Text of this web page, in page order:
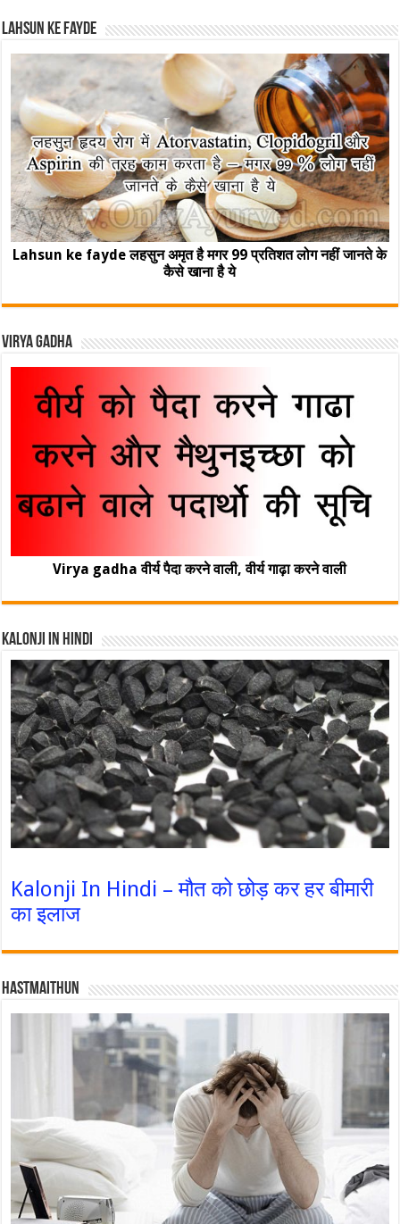
Lahsun ke fayde
Lahsun ke fayde लहसुन अमृत है मगर 99 प्रतिशत लोग नहीं जानते के
कैसे खाना है ये
Virya Gadha
Virya gadha वीर्य पैदा करने वाली, वीर्य गाढ़ा करने वाली
Kalonji In Hindi
Kalonji In Hindi – मौत को छोड़ कर हर बीमारी
का इलाज
Hastmaithun